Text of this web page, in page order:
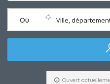
Où Ville,
Ouvert